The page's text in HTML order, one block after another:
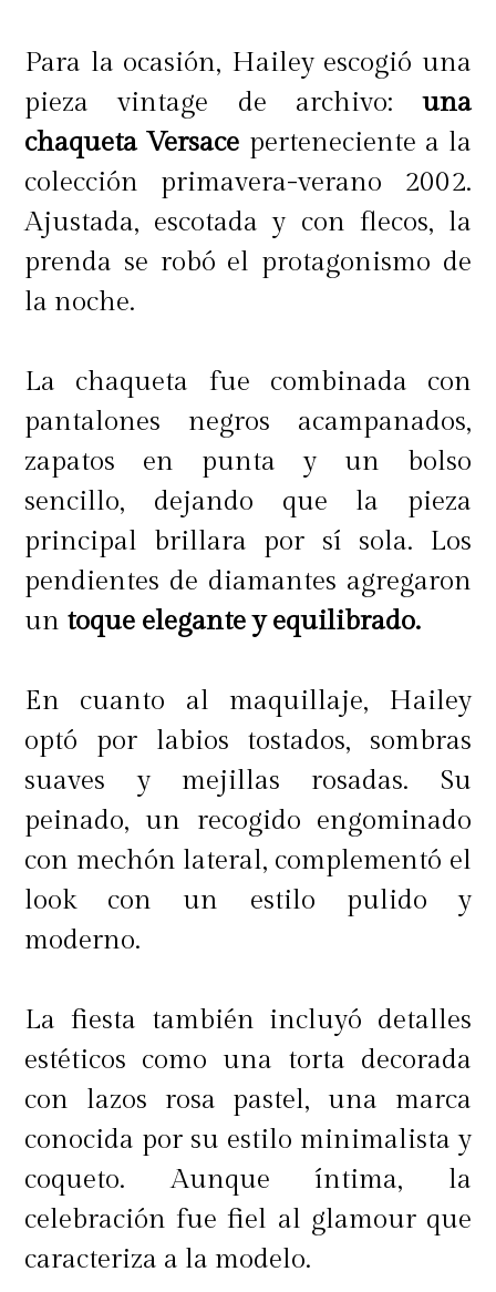
Para la ocasión, Hailey escogió una
pieza vintage de archivo: una
chaqueta Versace perteneciente a la
colección primavera-verano 2002.
Ajustada, escotada y con flecos, la
prenda se robó el protagonismo de
la noche.
La chaqueta fue combinada con
pantalones negros acampanados,
zapatos en punta y un bolso
sencillo, dejando que la pieza
principal brillara por sí sola. Los
pendientes de diamantes agregaron
un toque elegante y equilibrado.
En cuanto al maquillaje, Hailey
optó por labios tostados, sombras
suaves y mejillas rosadas. Su
peinado, un recogido engominado
con mechón lateral, complementó el
look con un estilo pulido y
moderno.
La fiesta también incluyó detalles
estéticos como una torta decorada
con lazos rosa pastel, una marca
conocida por su estilo minimalista y
coqueto. Aunque íntima, la
celebración fue fiel al glamour que
caracteriza a la modelo.